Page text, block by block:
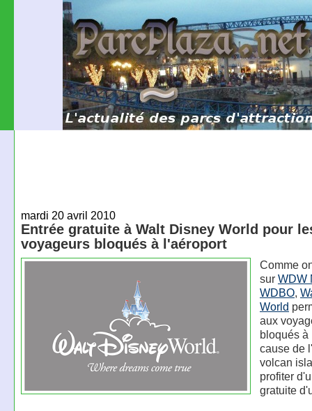
mardi 20 avril 2010
Entrée gratuite à Walt Disney World pour
voyageurs bloqués à l'aéroport
Comme
sur WDW
WDBO,
World
aux
bloqués à
cause de
volcan
profiter
gratuite